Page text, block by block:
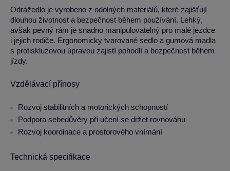
Odrážedlo je vyrobeno z odolných materiálů, které zajišťují
dlouhou životnost a bezpečnost během používání. Lehký,
avšak pevný rám je snadno manipulovatelný pro malé jezdce
i jejich rodiče. Ergonomicky tvarované sedlo a gumová madla
s protiskluzovou úpravou zajistí pohodlí a bezpečnost během
jízdy.
Vzdělávací přínosy
Rozvoj stabilitních a motorických schopností
Podpora sebedůvěry při učení se držet rovnováhu
Rozvoj koordinace a prostorového vnímání
Technická specifikace